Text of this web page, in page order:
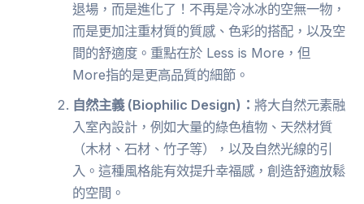
退場，而是進化了！不再是冷冰冰的空無一物，
而是更加注重材質的質感、色彩的搭配，以及空
間的舒適度。重點在於 Less is More，但
More指的是更高品質的細節。
自然主義 (Biophilic Design)：將大自然元素融
入室內設計，例如大量的綠色植物、天然材質
（木材、石材、竹子等），以及自然光線的引
入。這種風格能有效提升幸福感，創造舒適放鬆
的空間。